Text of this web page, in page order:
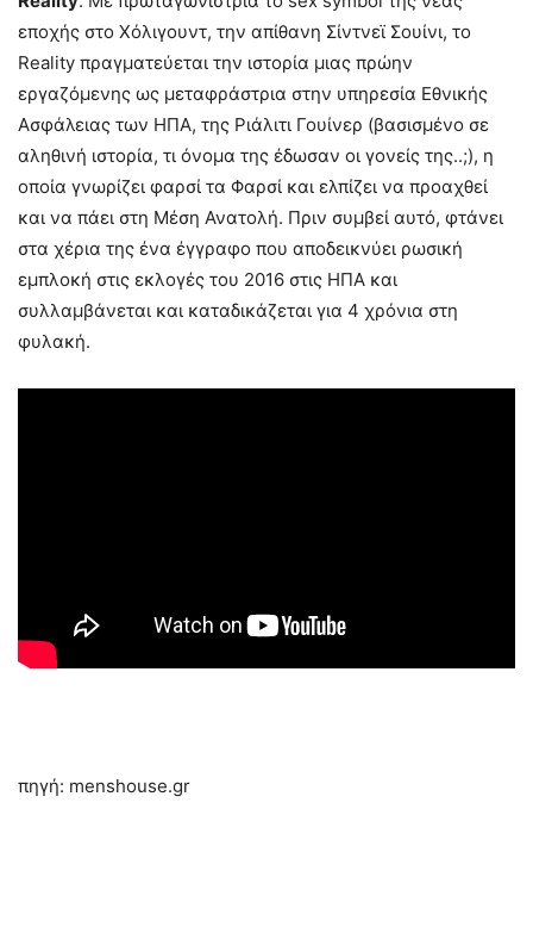
εποχής στο Χόλιγουντ, την απίθανη Σίντνεϊ Σουίνι, το
Reality πραγματεύεται την ιστορία μιας πρώην
εργαζόμενης ως μεταφράστρια στην υπηρεσία Εθνικής
Ασφάλειας των ΗΠΑ, της Ριάλιτι Γουίνερ (βασισμένο σε
αληθινή ιστορία, τι όνομα της έδωσαν οι γονείς της..;), η
οποία γνωρίζει φαρσί τα Φαρσί και ελπίζει να προαχθεί
και να πάει στη Μέση Ανατολή. Πριν συμβεί αυτό, φτάνει
στα χέρια της ένα έγγραφο που αποδεικνύει ρωσική
εμπλοκή στις εκλογές του 2016 στις ΗΠΑ και
συλλαμβάνεται και καταδικάζεται για 4 χρόνια στη
φυλακή.
πηγή: menshouse.gr